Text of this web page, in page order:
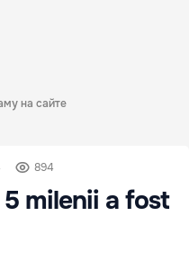
на сайте
894
milenii a fost